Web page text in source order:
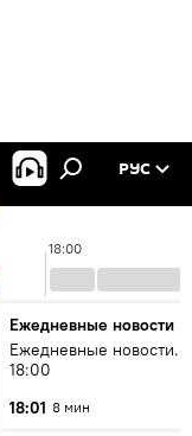
РУС
18:00
Ежедневные новости
Ежедневные новости.
18:00
18:01 8 мин